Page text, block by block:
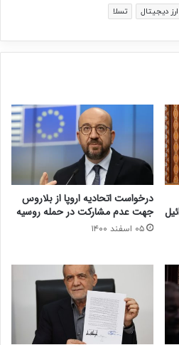
ارز دیجیتال تسلا
درخواست اتحادیه اروپا از بلاروس
جهت عدم مشارکت در حمله روسیه
۰۵ اسفند ۱۴۰۰